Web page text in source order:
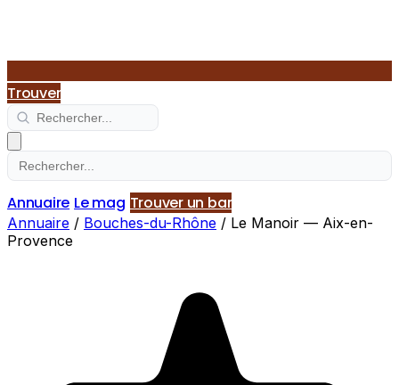
Trouver
Annuaire Le mag Trouver un bar
Annuaire / Bouches-du-Rhône / Le Manoir — Aix-en-
Provence